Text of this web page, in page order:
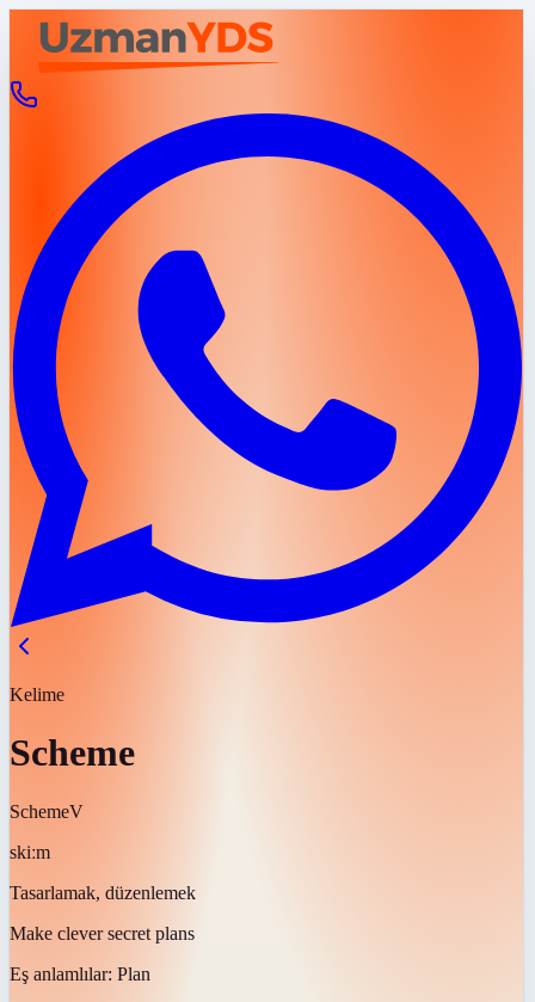
Kelime
Scheme
SchemeV
skiːm
Tasarlamak, düzenlemek
Make clever secret plans
Eş anlamlılar: Plan